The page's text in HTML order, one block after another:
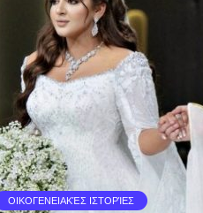
ΟΙΚΟΓΕΝΕΙΑΚΈΣ ΙΣΤΟΡΊΕΣ